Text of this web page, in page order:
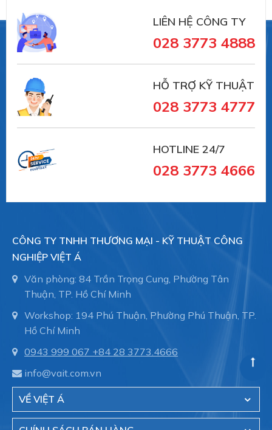
##numhutchankhong #schmalz #phukiennang
#mayhotronangtrongluc #numhutchankhong #vait
#vieta #giachutchankhong
#thietbinangcongnghiep
--------
hàng đầu thế giới với 109 năm kinh nghiệm.
phôi gỗ trong máy CNC.
Việt Álà đại diện ủy quyền của hãng Schmalz -
Germany tại Việt Nam
Online Shop Schmalz -núm hút chân không,
Giác hút chân không Schmalz, Suction
cup, Chụp hút Schmalztrong dây chuyền tự động
hóa. Hỗ trợ nhiều mảng khác nhau:
Suction Cups for Food
LIÊN HỆ CÔNG TY
028 3773 4888
HỖ TRỢ KỸ THUẬT
028 3773 4777
HOTLINE 24/7
028 3773 4666
CÔNG TY TNHH THƯƠNG MẠI - KỸ THUẬT CÔNG
NGHIỆP VIỆT Á
Văn phòng: 84 Trần Trọng Cung, Phường Tân
Thuận, TP. Hồ Chí Minh
Workshop: 194 Phú Thuận, Phường Phú Thuận, TP.
Hồ Chí Minh
0943 999 067 +84 28 3773.4666
info@vait.com.vn
VỀ VIỆT Á